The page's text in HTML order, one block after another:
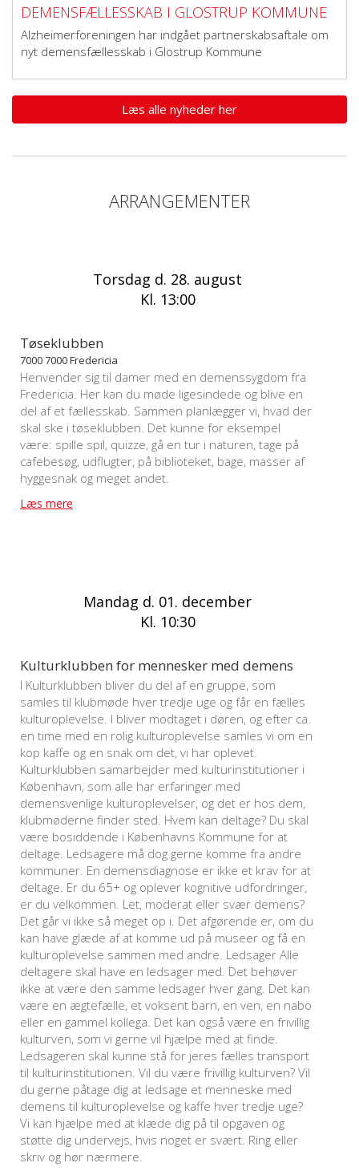
DEMENSFÆLLESSKAB I GLOSTRUP KOMMUNE
Alzheimerforeningen har indgået partnerskabsaftale om
nyt demensfællesskab i Glostrup Kommune
Læs alle nyheder her
ARRANGEMENTER
Torsdag d. 28. august
Kl. 13:00
Tøseklubben
7000 7000 Fredericia
Henvender sig til damer med en demenssygdom fra
Fredericia. Her kan du møde ligesindede og blive en
del af et fællesskab. Sammen planlægger vi, hvad der
skal ske i tøseklubben. Det kunne for eksempel
være: spille spil, quizze, gå en tur i naturen, tage på
cafebesøg, udflugter, på biblioteket, bage, masser af
hyggesnak og meget andet.
Læs mere
Mandag d. 01. december
Kl. 10:30
Kulturklubben for mennesker med demens
I Kulturklubben bliver du del af en gruppe, som
samles til klubmøde hver tredje uge og får en fælles
kulturoplevelse. I bliver modtaget i døren, og efter ca.
en time med en rolig kulturoplevelse samles vi om en
kop kaffe og en snak om det, vi har oplevet.
Kulturklubben samarbejder med kulturinstitutioner i
København, som alle har erfaringer med
demensvenlige kulturoplevelser, og det er hos dem,
klubmøderne finder sted. Hvem kan deltage? Du skal
være bosiddende i Københavns Kommune for at
deltage. Ledsagere må dog gerne komme fra andre
kommuner. En demensdiagnose er ikke et krav for at
deltage. Er du 65+ og oplever kognitive udfordringer,
er du velkommen. Let, moderat eller svær demens?
Det går vi ikke så meget op i. Det afgørende er, om du
kan have glæde af at komme ud på museer og få en
kulturoplevelse sammen med andre. Ledsager Alle
deltagere skal have en ledsager med. Det behøver
ikke at være den samme ledsager hver gang. Det kan
være en ægtefælle, et voksent barn, en ven, en nabo
eller en gammel kollega. Det kan også være en frivillig
kulturven, som vi gerne vil hjælpe med at finde.
Ledsageren skal kunne stå for jeres fælles transport
til kulturinstitutionen. Vil du være frivillig kulturven? Vil
du gerne påtage dig at ledsage et menneske med
demens til kulturoplevelse og kaffe hver tredje uge?
Vi kan hjælpe med at klæde dig på til opgaven og
støtte dig undervejs, hvis noget er svært. Ring eller
skriv og hør nærmere.